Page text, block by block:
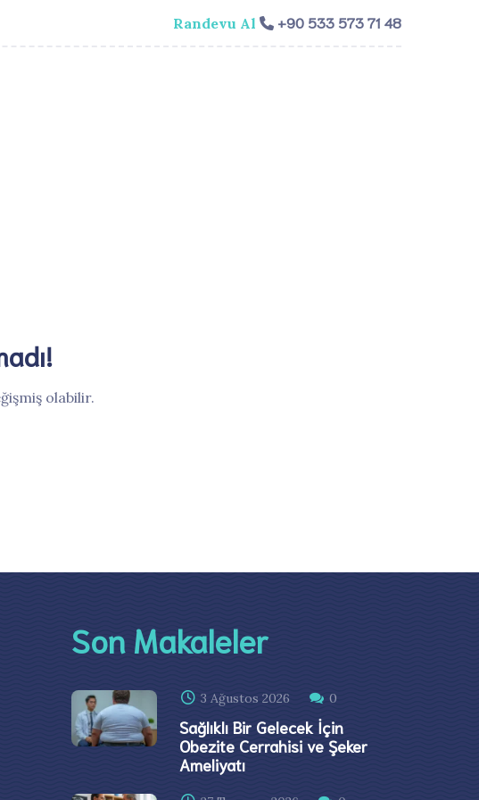
Randevu Al +90 533 573 71 48
olabilir.
Son Makaleler
3 Ağustos 2026 0
Sağlıklı Bir Gelecek İçin
Obezite Cerrahisi ve Şeker
Ameliyatı